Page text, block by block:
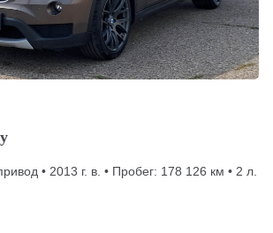
• 2013 г. в. • Пробег: 178 126 км • 2 л.